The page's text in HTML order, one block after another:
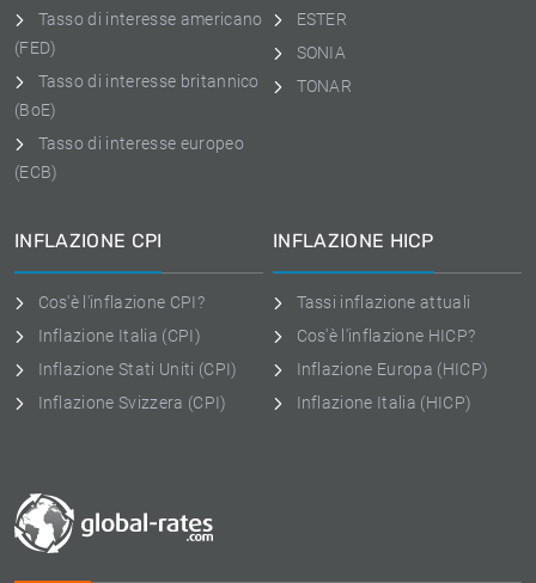
Tasso di interesse americano
(FED)
Tasso di interesse britannico
(BoE)
Tasso di interesse europeo
(ECB)
ESTER
SONIA
TONAR
INFLAZIONE CPI
Cos'è l'inflazione CPI?
Inflazione Italia (CPI)
Inflazione Stati Uniti (CPI)
Inflazione Svizzera (CPI)
INFLAZIONE HICP
Tassi inflazione attuali
Cos'è l'inflazione HICP?
Inflazione Europa (HICP)
Inflazione Italia (HICP)